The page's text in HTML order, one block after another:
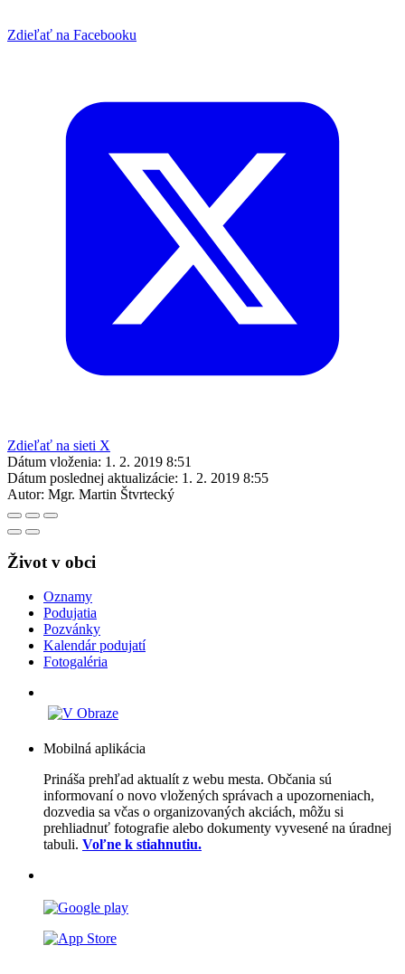
Zdieľať na Facebooku
Zdieľať na sieti X
Dátum vloženia: 1. 2. 2019 8:51
Dátum poslednej aktualizácie: 1. 2. 2019 8:55
Autor: Mgr. Martin Štvrtecký
Život v obci
Oznamy
Podujatia
Pozvánky
Kalendár podujatí
Fotogaléria
Mobilná aplikácia
Prináša prehľad aktualít z webu mesta. Občania sú
informovaní o novo vložených správach a upozorneniach,
dozvedia sa včas o organizovaných akciách, môžu si
prehliadnuť fotografie alebo dokumenty vyvesené na úradnej
tabuli. Voľne k stiahnutiu.